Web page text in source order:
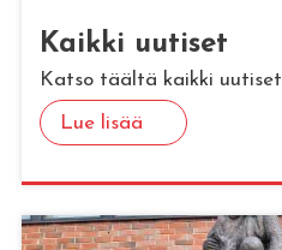
Kaik­ki uu­ti­set
Katso täältä kaikki uutiset
Lue lisää